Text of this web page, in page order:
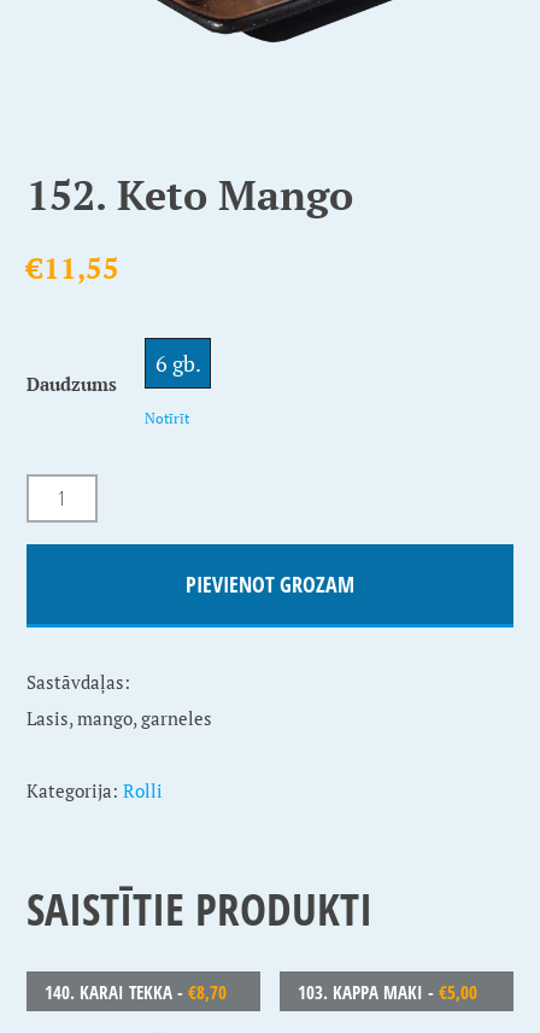
152. Keto Mango
€11,55
Daudzums
6 gb.
Notīrīt
PIEVIENOT GROZAM
Sastāvdaļas:
Lasis, mango, garneles
Kategorija:Rolli
SAISTĪTIE PRODUKTI
140. KARAI TEKKA -€8,70 103. KAPPA MAKI -€5,00